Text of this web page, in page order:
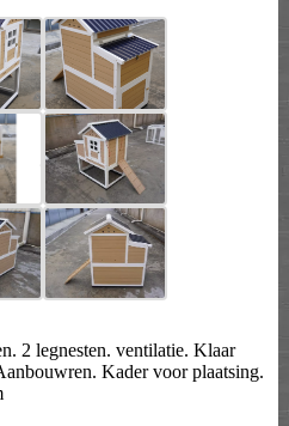
2 legnesten. ventilatie. Klaar
Kader voor plaatsing.